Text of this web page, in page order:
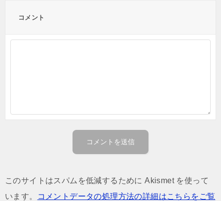
コメント
このサイトはスパムを低減するために Akismet を使って
います。
コメントデータの処理方法の詳細はこちらをご覧